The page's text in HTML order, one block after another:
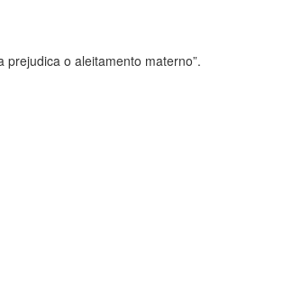
o aleitamento materno”.